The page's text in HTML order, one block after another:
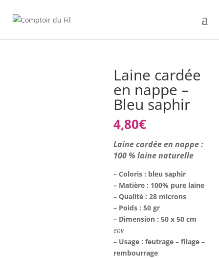
Laine cardée
en nappe –
Bleu saphir
4,80€
Laine cardée en nappe :
100 % laine naturelle
– Coloris : bleu saphir
– Matière : 100% pure laine
– Qualité : 28 microns
– Poids : 50 gr
– Dimension : 50 x 50 cm
env
– Usage : feutrage – filage –
rembourrage